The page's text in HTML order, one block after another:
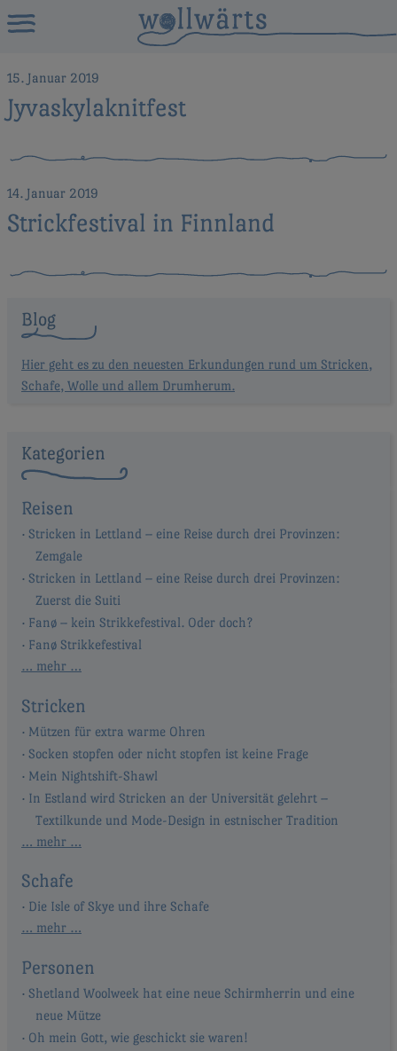
15. Januar 2019
Jyvaskylaknitfest
14. Januar 2019
Strickfestival in Finnland
Blog
Hier geht es zu den neuesten Erkundungen rund um Stricken,
Schafe, Wolle und allem Drumherum.
Kategorien
Reisen
Stricken in Lettland – eine Reise durch drei Provinzen:
Zemgale
Stricken in Lettland – eine Reise durch drei Provinzen:
Zuerst die Suiti
Fanø – kein Strikkefestival. Oder doch?
Fanø Strikkefestival
… mehr …
Stricken
Mützen für extra warme Ohren
Socken stopfen oder nicht stopfen ist keine Frage
Mein Nightshift-Shawl
In Estland wird Stricken an der Universität gelehrt –
Textilkunde und Mode-Design in estnischer Tradition
… mehr …
Schafe
Die Isle of Skye und ihre Schafe
… mehr …
Personen
Shetland Woolweek hat eine neue Schirmherrin und eine
neue Mütze
Oh mein Gott, wie geschickt sie waren!